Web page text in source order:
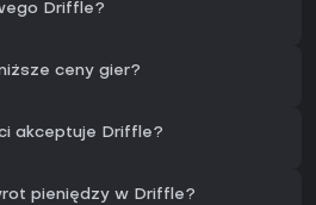
Driffle?
ceny gier?
akceptuje Driffle?
pieniędzy w Driffle?